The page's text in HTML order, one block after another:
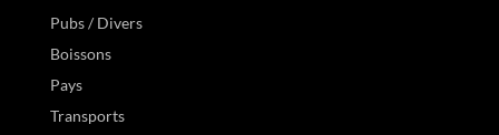
Pubs / Divers
Boissons
Pays
Transports